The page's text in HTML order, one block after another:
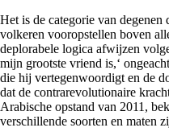
Het is de categorie van
volkeren vooropstellen boven
deplorabele logica afwijzen
mijn grootste vriend is,‘
die hij vertegenwoordigt en de
dat de contrarevolutionaire
Arabische opstand van 2011,
verschillende soorten en maten